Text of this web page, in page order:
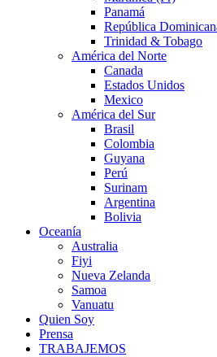
Panamá
República
Trinidad & Tobago
América del Norte
Canada
Estados Unidos
Mexico
América del Sur
Brasil
Colombia
Guyana
Perú
Surinam
Argentina
Bolivia
Oceanía
Australia
Fiyi
Nueva Zelanda
Samoa
Vanuatu
Quien Soy
Prensa
TRABAJEMOS